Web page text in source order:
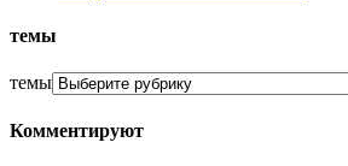
темы
темы
Комментируют